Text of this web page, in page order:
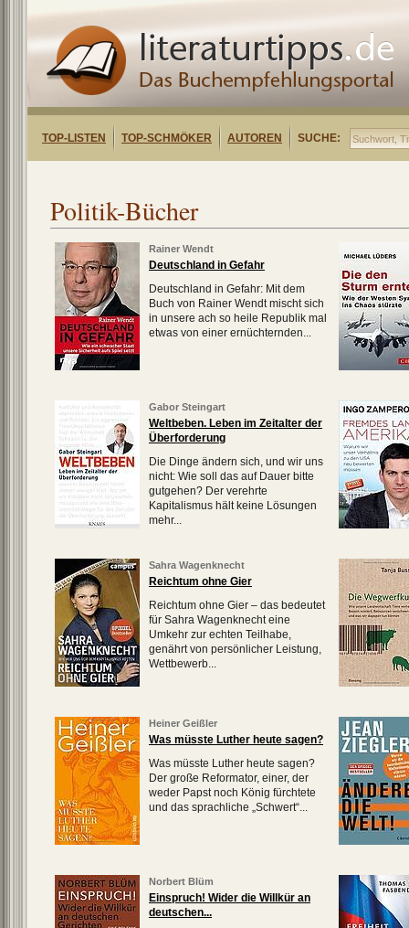
TOP-LISTEN TOP-SCHMÖKER AUTOREN SUCHE:
Politik-Bücher
Rainer Wendt
Deutschland in Gefahr
Deutschland in Gefahr: Mit dem
Buch von Rainer Wendt mischt sich
in unsere ach so heile Republik mal
etwas von einer ernüchternden...
Gabor Steingart
Weltbeben. Leben im Zeitalter der
Überforderung
Die Dinge ändern sich, und wir uns
nicht: Wie soll das auf Dauer bitte
gutgehen? Der verehrte
Kapitalismus hält keine Lösungen
mehr...
Sahra Wagenknecht
Reichtum ohne Gier
Reichtum ohne Gier – das bedeutet
für Sahra Wagenknecht eine
Umkehr zur echten Teilhabe,
genährt von persönlicher Leistung,
Wettbewerb...
Heiner Geißler
Was müsste Luther heute sagen?
Was müsste Luther heute sagen?
Der große Reformator, einer, der
weder Papst noch König fürchtete
und das sprachliche „Schwert“...
Norbert Blüm
Einspruch! Wider die Willkür an
deutschen...